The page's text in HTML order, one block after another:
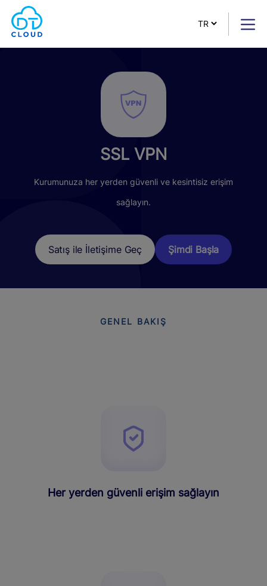
SSL VPN
Kurumunuza her yerden güvenli ve kesintisiz erişim
sağlayın.
Satış ile İletişime Geç Şimdi Başla
GENEL BAKIŞ
Her yerden güvenli erişim sağlayın